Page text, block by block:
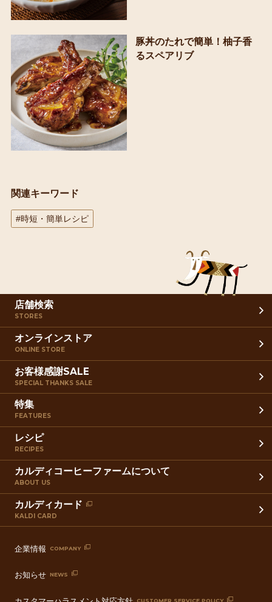
豚丼のたれで簡単！柚子香
るスペアリブ
関連キーワード
#時短・簡単レシピ
店舗検索
STORES
オンラインストア
ONLINE STORE
お客様感謝SALE
SPECIAL THANKS SALE
特集
FEATURES
レシピ
RECIPES
カルディコーヒーファームについて
ABOUT US
カルディカード
KALDI CARD
企業情報 COMPANY
お知らせ NEWS
CUSTOMER SERVICE POLICY